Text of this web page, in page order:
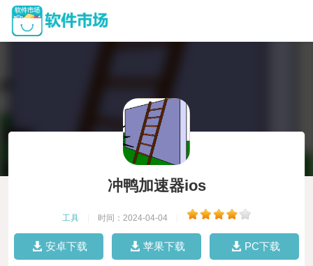
冲鸭加速器ios
工具 时间：2024-04-04
安卓下载 苹果下载 PC下载